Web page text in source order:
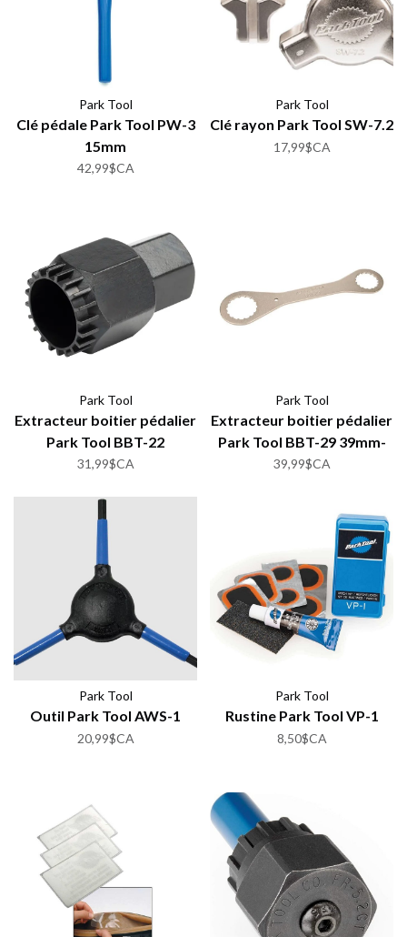
Park Tool
Clé pédale Park Tool PW-3
15mm
42,99$CA
Park Tool
Clé rayon Park Tool SW-7.2
17,99$CA
Park Tool
Extracteur boitier pédalier
Park Tool BBT-22
31,99$CA
Park Tool
Extracteur boitier pédalier
Park Tool BBT-29 39mm-
48.5mm
39,99$CA
Park Tool
Outil Park Tool AWS-1
20,99$CA
Park Tool
Rustine Park Tool VP-1
8,50$CA